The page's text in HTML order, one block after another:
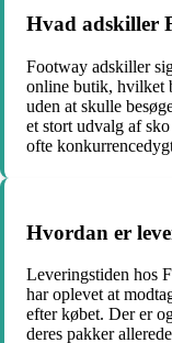
Hvad adskiller
Footway adskiller
online butik, hvilket
uden at skulle
et stort udvalg af
ofte
Hvordan er
Leveringstiden hos
har oplevet at
efter købet. Der er
deres pakker